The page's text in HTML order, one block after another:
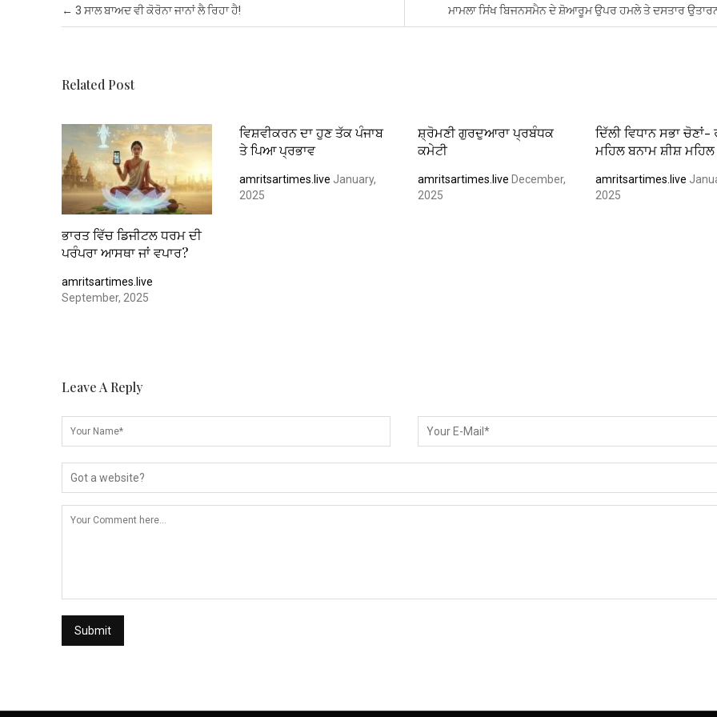
o
k
A t
n
Post navigation
← 3 ਸਾਲ ਬਾਅਦ ਵੀ ਕੋਰੋਨਾ ਜਾਨਾਂ ਲੈ ਰਿਹਾ ਹੈ! ਮਾਮਲਾ ਸਿਂਖ ਬਿਜਨਸਮੈਨ ਦੇ ਸ਼ੋਆਰੂਮ ਉਪਰ ਹਮਲੇ ਤੇ ਦਸਤਾਰ
Related Post
ਭਾਰਤ ਵਿੱਚ ਡਿਜੀਟਲ ਧਰਮ ਦੀ
ਪਰੰਪਰਾ ਆਸਥਾ ਜਾਂ ਵਪਾਰ?
amritsartimes.live
September, 2025
ਵਿਸ਼ਵੀਕਰਨ ਦਾ ਹੁਣ ਤੱਕ ਪੰਜਾਬ
ਤੇ ਪਿਆ ਪ੍ਰਭਾਵ
amritsartimes.live January,
2025
ਸ਼੍ਰੋਮਣੀ ਗੁਰਦੁਆਰਾ ਪ੍ਰਬੰਧਕ
ਕਮੇਟੀ
amritsartimes.live December,
2025
ਦਿੱਲੀ ਵਿਧਾਨ ਸਭਾ ਚੋਣਾਂ-
ਮਹਿਲ ਬਨਾਮ ਸ਼ੀਸ਼ ਮਹਿਲ
amritsartimes.live
2025
Leave A Reply